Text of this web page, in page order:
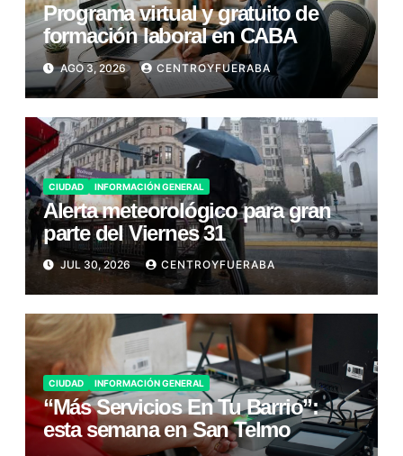
Programa virtual y gratuito de
formación laboral en CABA
AGO 3, 2026 CENTROYFUERABA
CIUDAD INFORMACIÓN GENERAL
Alerta meteorológico para gran
parte del Viernes 31
JUL 30, 2026 CENTROYFUERABA
CIUDAD INFORMACIÓN GENERAL
“Más Servicios En Tu Barrio”:
esta semana en San Telmo